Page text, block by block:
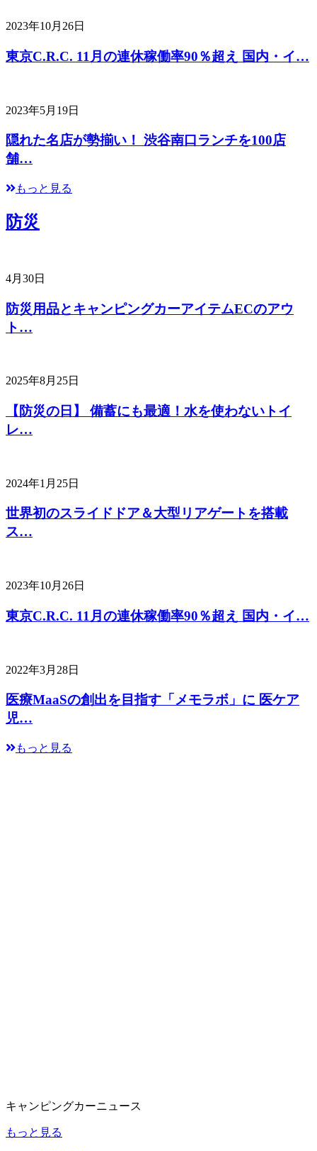
2023年10月26日
東京C.R.C. 11月の連休稼働率90％超え 国内・イ…
2023年5月19日
隠れた名店が勢揃い！ 渋谷南口ランチを100店
舗…
もっと見る
防災
4月30日
防災用品とキャンピングカーアイテムECのアウ
ト…
2025年8月25日
【防災の日】 備蓄にも最適！水を使わないトイ
レ…
2024年1月25日
世界初のスライドドア＆大型リアゲートを搭載
ス…
2023年10月26日
東京C.R.C. 11月の連休稼働率90％超え 国内・イ…
2022年3月28日
医療MaaSの創出を目指す「メモラボ」に 医ケア
児…
もっと見る
キャンピングカーニュース
もっと見る